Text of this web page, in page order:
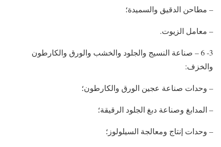
– مطاحن الدقيق والسميدة؛
– معامل الزيوت.
3- 6 – صناعة النسيج والجلود والخشب والورق والكارطون
والخزف:
– وحدات صناعة عجين الورق والكارطون؛
– المدابغ وصناعة دبغ الجلود الرقيقة؛
– وحدات إنتاج ومعالجة السيلولوز؛